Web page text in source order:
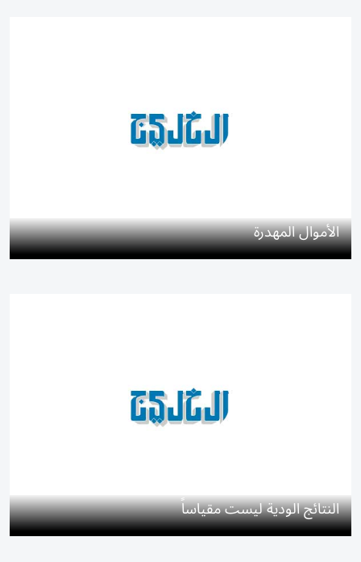
الأموال المهدرة
النتائج الودية ليست مقياساً